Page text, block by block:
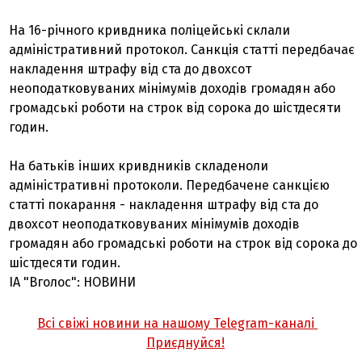
На 16-річного кривдника поліцейські склали
адміністративний протокол. Санкція статті передбачає
накладення штрафу від ста до двохсот
неоподатковуваних мінімумів доходів громадян або
громадські роботи на строк від сорока до шістдесяти
годин.
На батьків інших кривдників складеноли
адміністративні протоколи. Передбачене санкцією
статті покарання - накладення штрафу від ста до
двохсот неоподатковуваних мінімумів доходів
громадян або громадські роботи на строк від сорока до
шістдесяти годин.
ІА "Вголос": НОВИНИ
Всі свіжі новини на нашому Telegram-каналі
Приєднуйся!